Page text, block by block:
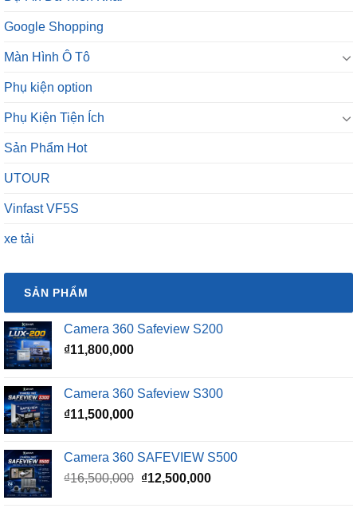
Google Shopping
Màn Hình Ô Tô
Phụ kiện option
Phụ Kiện Tiện Ích
Sản Phẩm Hot
UTOUR
Vinfast VF5S
xe tải
SẢN PHẨM
Camera 360 Safeview S200
₫11,800,000
Camera 360 Safeview S300
₫11,500,000
Camera 360 SAFEVIEW S500
₫16,500,000 Giá
₫12,500,000Giá